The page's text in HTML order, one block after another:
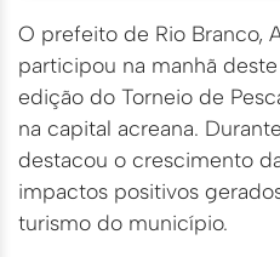
O prefeito de Rio Branco,
participou na manhã
edição do Torneio de
na capital acreana.
destacou o crescimento
impactos positivos
turismo do município.